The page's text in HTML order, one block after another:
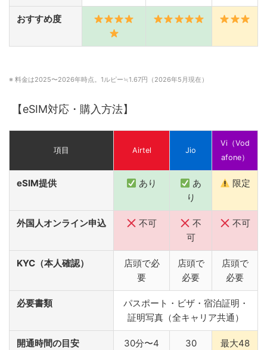
おすすめ度
※ 料金は2025〜2026年時点。1ルピー≒1.67円（2026年5月現在）
【eSIM対応・購入方法】
項目 Airtel Jio
Vi（Vod
afone）
eSIM提供 あり
あ
り
限定
外国人オンライン申込 不可
不
可
不可
KYC（本人確認）
店頭で必
要
店頭で
必要
店頭で
必要
必要書類
パスポート・ビザ・宿泊証明・
証明写真（全キャリア共通）
開通時間の目安
30分〜4
30
最大48